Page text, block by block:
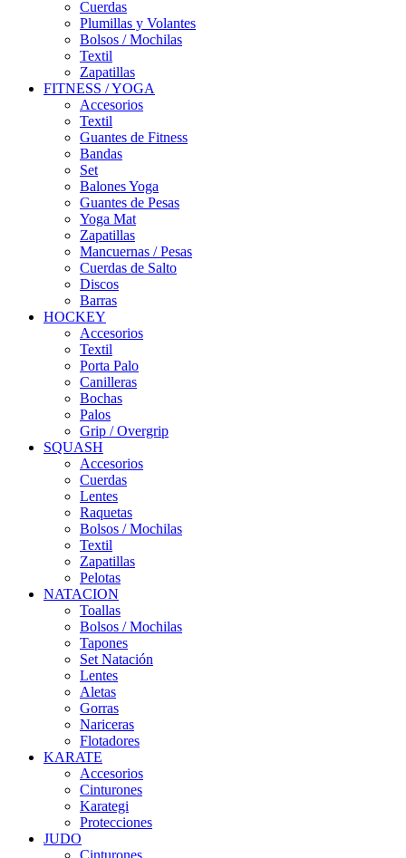
Cuerdas
Plumillas y Volantes
Bolsos / Mochilas
Textil
Zapatillas
FITNESS / YOGA
Accesorios
Textil
Guantes de Fitness
Bandas
Set
Balones Yoga
Guantes de Pesas
Yoga Mat
Zapatillas
Mancuernas / Pesas
Cuerdas de Salto
Discos
Barras
HOCKEY
Accesorios
Textil
Porta Palo
Canilleras
Bochas
Palos
Grip / Overgrip
SQUASH
Accesorios
Cuerdas
Lentes
Raquetas
Bolsos / Mochilas
Textil
Zapatillas
Pelotas
NATACION
Toallas
Bolsos / Mochilas
Tapones
Set Natación
Lentes
Aletas
Gorras
Nariceras
Flotadores
KARATE
Accesorios
Cinturones
Karategi
Protecciones
JUDO